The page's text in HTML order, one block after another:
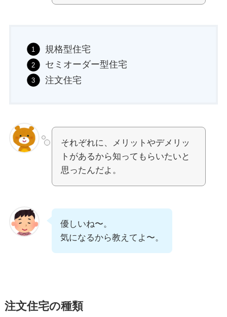
規格型住宅
セミオーダー型住宅
注文住宅
それぞれに、メリットやデメリッ
トがあるから知ってもらいたいと
思ったんだよ。
優しいね〜。
気になるから教えてよ〜。
注文住宅の種類